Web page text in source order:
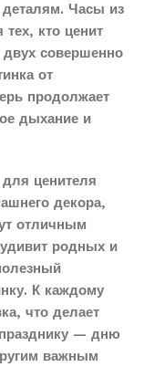
Часы из
кто ценит
совершенно
от
продолжает
дыхание и
ценителя
декора,
отличным
родных и
К каждому
что делает
— дню
важным